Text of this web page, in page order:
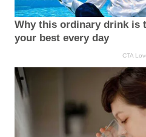
Why this ordinary drink is
your best every day
CTA